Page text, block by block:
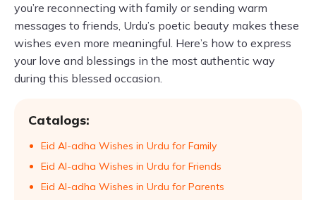
you’re reconnecting with family or sending warm
messages to friends, Urdu’s poetic beauty makes these
wishes even more meaningful. Here’s how to express
your love and blessings in the most authentic way
during this blessed occasion.
Catalogs:
Eid Al-adha Wishes in Urdu for Family
Eid Al-adha Wishes in Urdu for Friends
Eid Al-adha Wishes in Urdu for Parents